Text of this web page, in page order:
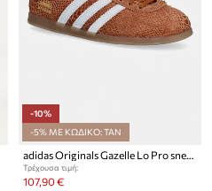
-10%
-5% ΜΕ ΚΩΔΙΚΟ: TAN
adidas Originals Gazelle Lo Pro sneakers Γυναικεία
Τρέχουσα τιμή:
107,90 €